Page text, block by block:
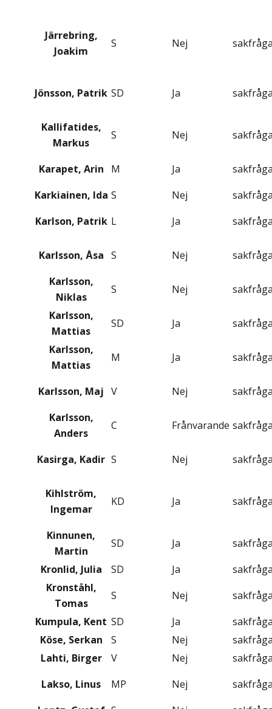
Järrebring,
Joakim
S Nej
Jönsson, Patrik SD Ja
Kallifatides,
Markus
S Nej
Karapet, Arin M Ja
Karkiainen, Ida S Nej
Karlson, Patrik L Ja
Karlsson, Åsa S Nej
Karlsson,
Niklas
S Nej
Karlsson,
Mattias
SD Ja
Karlsson,
Mattias
M Ja
Karlsson, Maj V Nej
Karlsson,
Anders
C Frånvarande
Kasirga, Kadir S Nej
Kihlström,
Ingemar
KD Ja
Kinnunen,
Martin
SD Ja
Kronlid, Julia
SD Ja
Kronståhl,
Tomas
S Nej
Kumpula, Kent SD Ja
Köse, Serkan
S Nej
Lahti, Birger
V Nej
Lakso, Linus
MP Nej